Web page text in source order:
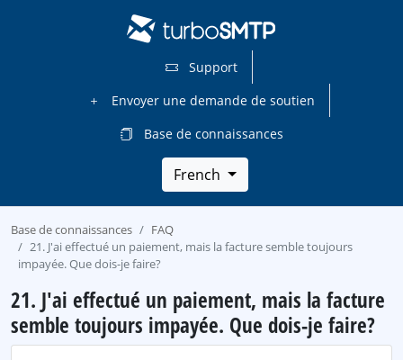
Support
Envoyer une demande de soutien
Base de connaissances
French
Base de connaissances
FAQ
21. J'ai effectué un paiement, mais la facture semble toujours
impayée. Que dois-je faire?
21. J'ai effectué un paiement, mais la facture
semble toujours impayée. Que dois-je faire?